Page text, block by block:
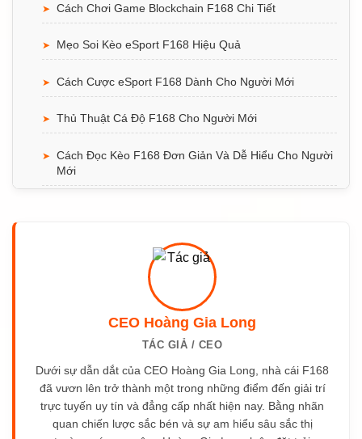
➤ Cách Chơi Game Blockchain F168 Chi Tiết
➤ Mẹo Soi Kèo eSport F168 Hiệu Quả
➤ Cách Cược eSport F168 Dành Cho Người Mới
➤ Thủ Thuật Cá Độ F168 Cho Người Mới
➤ Cách Đọc Kèo F168 Đơn Giản Và Dễ Hiểu Cho Người
Mới
Cách Xem Đá Gà F168 Đơn Giản Cho Người Mới
Mẹo Bắn Cá F168 Ăn Xu Dễ Áp Dụng Cho Người Mới
Cách Bắn Cá F168 Thắng Hiệu Quả Cho Người Mới
➤ Mẹo Săn Jackpot F168 Dành Cho Người Mới
➤ Cách Chơi Nổ Hũ F168 Cho Người Mới Bắt Đầu
CEO Hoàng Gia Long
TÁC GIẢ / CEO
Dưới sự dẫn dắt của CEO Hoàng Gia Long, nhà cái F168
đã vươn lên trở thành một trong những điểm đến giải trí
trực tuyến uy tín và đẳng cấp nhất hiện nay. Bằng nhãn
quan chiến lược sắc bén và sự am hiểu sâu sắc thị